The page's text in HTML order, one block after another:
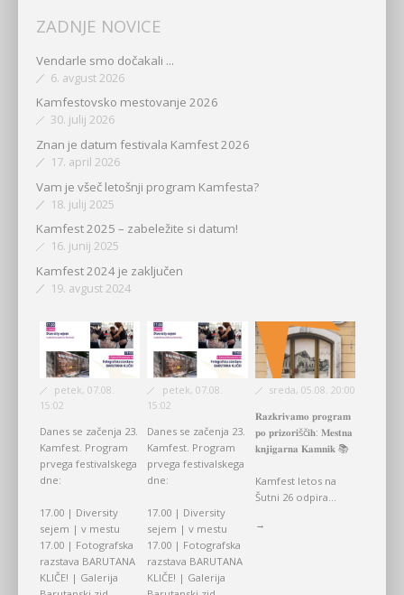
ZADNJE NOVICE
Vendarle smo dočakali ...
6. avgust 2026
Kamfestovsko mestovanje 2026
30. julij 2026
Znan je datum festivala Kamfest 2026
17. april 2026
Vam je všeč letošnji program Kamfesta?
18. julij 2025
Kamfest 2025 – zabeležite si datum!
16. junij 2025
Kamfest 2024 je zaključen
19. avgust 2024
petek, 07.08.
15:02
Danes se začenja 23.
Kamfest. Program
prvega festivalskega
dne:
17.00 | Diversity
sejem | v mestu
17.00 | Fotografska
razstava BARUTANA
KLIČE! | Galerija
petek, 07.08.
15:02
Danes se začenja 23.
Kamfest. Program
prvega festivalskega
dne:
17.00 | Diversity
sejem | v mestu
17.00 | Fotografska
razstava BARUTANA
KLIČE! | Galerija
sreda, 05.08. 20:00
𝐑𝐚𝐳𝐤𝐫𝐢𝐯𝐚𝐦𝐨 𝐩𝐫𝐨𝐠𝐫𝐚𝐦
𝐩𝐨 𝐩𝐫𝐢𝐳𝐨𝐫𝐢šč𝐢𝐡: 𝐌𝐞𝐬𝐭𝐧𝐚
𝐤𝐧𝐣𝐢𝐠𝐚𝐫𝐧𝐚 𝐊𝐚𝐦𝐧𝐢𝐤 📚
Kamfest letos na
Šutni 26 odpira...
→